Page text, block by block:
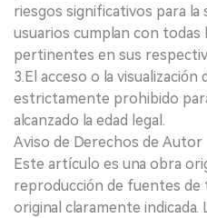
riesgos significativos para la
usuarios cumplan con todas
pertinentes en sus
3.El acceso o la
estrictamente prohibido
alcanzado la edad legal.
Aviso de Derechos de Autor
Este artículo es una obra
reproducción de fuentes
original claramente